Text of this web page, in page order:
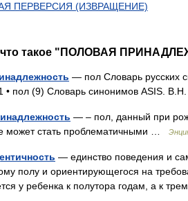
ПЕРВЕРСИЯ (ИЗВРАЩЕНИЕ)
такое "ПОЛОВАЯ
— пол Словарь русских
• пол (9) Словарь синонимов ASIS.
— – пол, данный при
может стать проблематичными …
— единство поведения и
полу и ориентирующегося на
у ребенка к полутора годам, а к